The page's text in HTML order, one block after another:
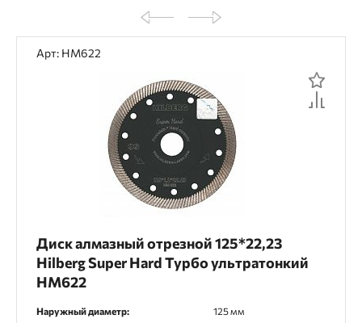
Арт: HM622
Диск алмазный отрезной 125*22,23
Hilberg Super Hard Турбо ультратонкий
HM622
Наружный диаметр: 125 мм